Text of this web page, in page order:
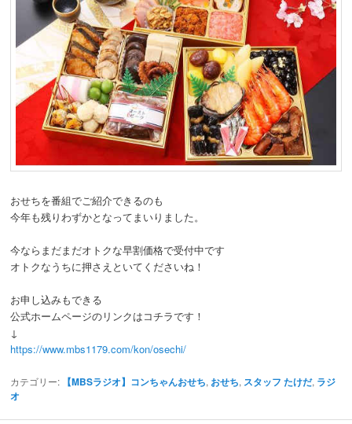
おせちを番組でご紹介できるのも
今年も残りわずかとなってまいりました。
今ならまだまだオトクな早割価格で受付中です
オトクなうちに押さえといてくださいね！
お申し込みもできる
公式ホームページのリンクはコチラです！
↓
https://www.mbs1179.com/kon/osechi/
カテゴリー: 【MBSラジオ】コンちゃんおせち, おせち, スタッフ たけだ, ラジ
オ